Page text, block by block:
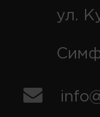
ул.